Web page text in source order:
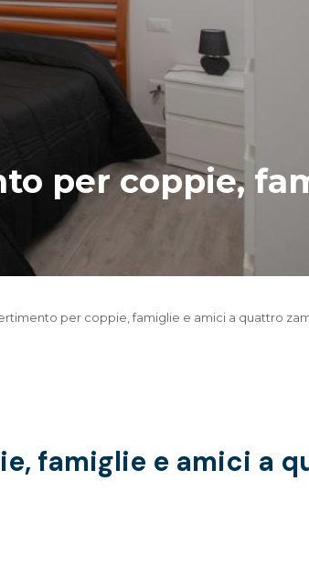
per coppie,
per coppie, famiglie e amici a quattro
famiglie e amici a